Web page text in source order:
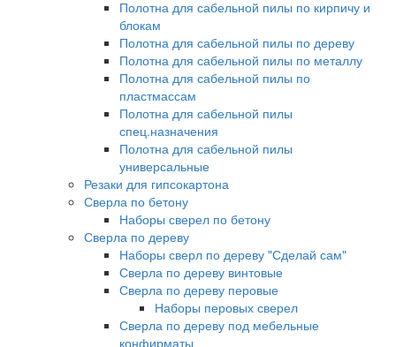
Полотна для сабельной пилы по кирпичу и
блокам
Полотна для сабельной пилы по дереву
Полотна для сабельной пилы по металлу
Полотна для сабельной пилы по
пластмассам
Полотна для сабельной пилы
спец.назначения
Полотна для сабельной пилы
универсальные
Резаки для гипсокартона
Сверла по бетону
Наборы сверел по бетону
Сверла по дереву
Наборы сверл по дереву "Сделай сам"
Сверла по дереву винтовые
Сверла по дереву перовые
Наборы перовых сверел
Сверла по дереву под мебельные
конфирматы